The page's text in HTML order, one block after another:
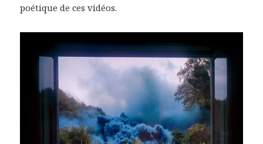
poétique de ces vidéos.